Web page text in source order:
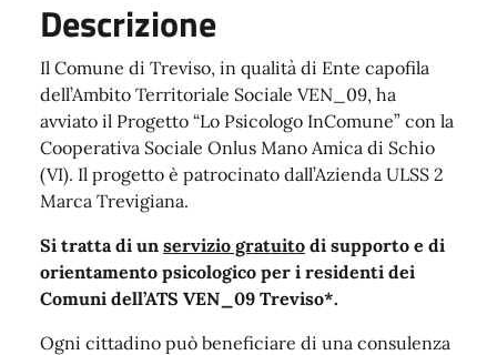
Descrizione
Il Comune di Treviso, in qualità di Ente capofila
dell’Ambito Territoriale Sociale VEN_09, ha
avviato il Progetto “Lo Psicologo InComune” con la
Cooperativa Sociale Onlus Mano Amica di Schio
(VI). Il progetto è patrocinato dall’Azienda ULSS 2
Marca Trevigiana.
Si tratta di un servizio gratuito di supporto e di
orientamento psicologico per i residenti dei
Comuni dell’ATS VEN_09 Treviso*.
Ogni cittadino può beneficiare di una consulenza